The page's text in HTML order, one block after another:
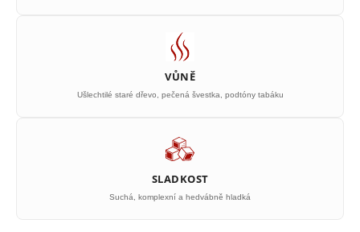
VŮNĚ
Ušlechtilé staré dřevo, pečená švestka, podtóny tabáku
SLADKOST
Suchá, komplexní a hedvábně hladká